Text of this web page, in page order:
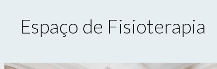
Espaço de Fisioterapia